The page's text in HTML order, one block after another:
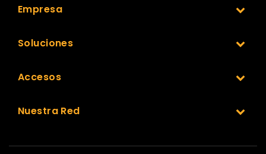
Empresa
Soluciones
Accesos
Nuestra Red